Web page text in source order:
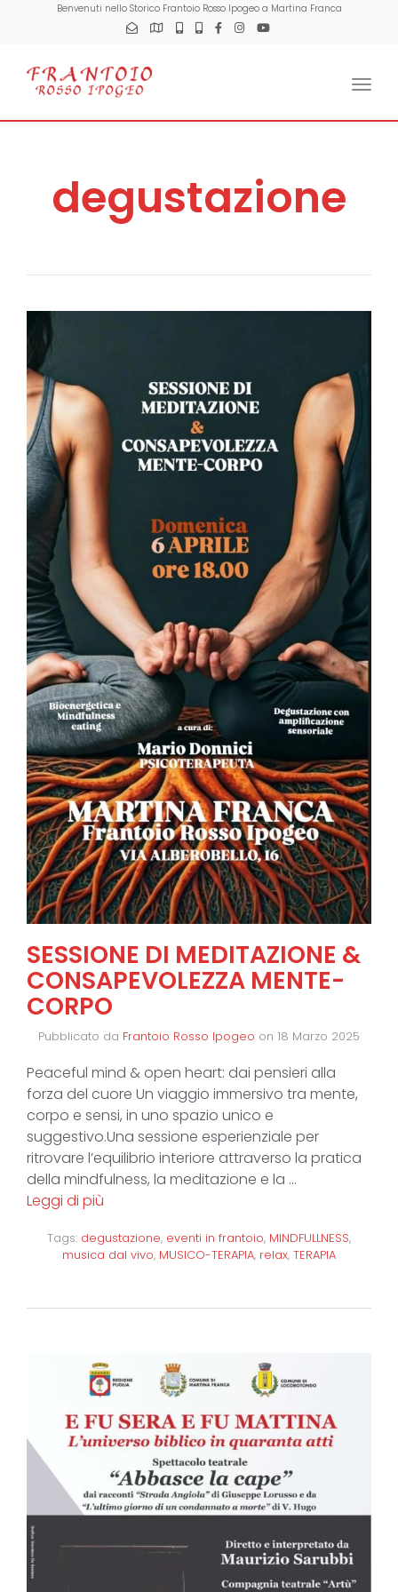
Benvenuti nello Storico Frantoio Rosso Ipogeo a Martina Franca
degustazione
SESSIONE DI MEDITAZIONE &
CONSAPEVOLEZZA MENTE-
CORPO
Pubblicato da Frantoio Rosso Ipogeo on 18 Marzo 2025
Peaceful mind & open heart: dai pensieri alla
forza del cuore Un viaggio immersivo tra mente,
corpo e sensi, in uno spazio unico e
suggestivo.Una sessione esperienziale per
ritrovare l’equilibrio interiore attraverso la pratica
della mindfulness, la meditazione e la …
Leggi di più
Tags: degustazione, eventi in frantoio, MINDFULLNESS,
musica dal vivo, MUSICO-TERAPIA, relax, TERAPIA